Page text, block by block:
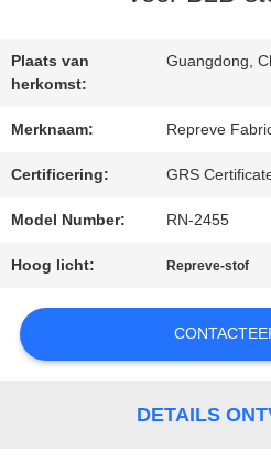
FABRIEKSREIS
CONTACTEER
ONS
NIEUWS
GEVALLEN
Plaats van
herkomst:
Guangdong,
Merknaam: Repreve
Certificering: GRS
Model Number: RN-2455
Hoog licht: Repreve-stof
DETAILS